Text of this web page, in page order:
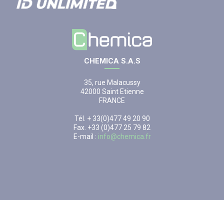
CHEMICA S.A.S
35, rue Malacussy
42000 Saint Etienne
FRANCE
Tél. + 33(0)477 49 20 90
Fax. +33 (0)477 25 79 82
E-mail : info@chemica.fr